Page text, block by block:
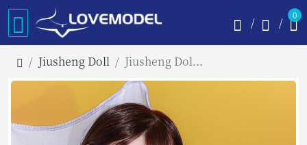
0
Jiusheng Doll Jiusheng Doll152cm Eカップ Eimi ヘッド カスタマイズ可 フルシリコン製 ラブドール